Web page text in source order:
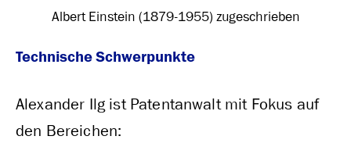
Albert Einstein (1879-1955) zugeschrieben
Technische Schwerpunkte
Alexander Ilg ist Patentanwalt mit Fokus auf
den Bereichen: